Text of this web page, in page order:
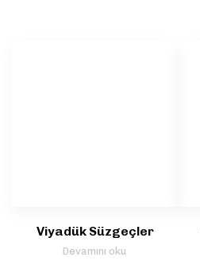
Viyadük Süzgeçler
Devamını oku